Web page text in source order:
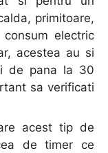
primitoare,
electric
acestea au si
de pana la 30
sa verificati
acest tip de
de timer ce